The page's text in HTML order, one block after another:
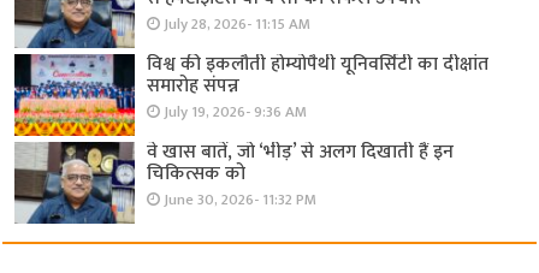
July 28, 2026- 11:15 AM
विश्व की इकलौती होम्योपैथी यूनिवर्सिटी का दीक्षांत
समारोह संपन्न
July 19, 2026- 9:36 AM
वे खास बातें, जो ‘भीड़’ से अलग दिखाती हैं इन
चिकित्सक को
June 30, 2026- 11:32 PM